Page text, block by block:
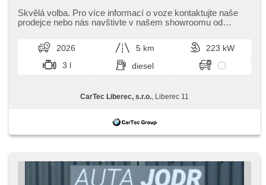
odemykání, bezklíčové startování, elektryczna regulacja
foteli, webasto, odvětrávaná sedadla, podgrzewane fotele,
Skvělá volba. Pro více informací o voze kontaktujte naše
prodejce nebo nás navštivte v našem showroomu od
2026 5 km
223 kW
3 l
diesel
CarTec Liberec, s.r.o. , Liberec 11